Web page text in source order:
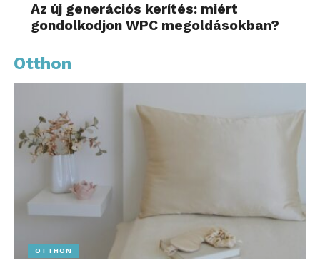
Az új generációs kerítés: miért
gondolkodjon WPC megoldásokban?
Otthon
OTTHON